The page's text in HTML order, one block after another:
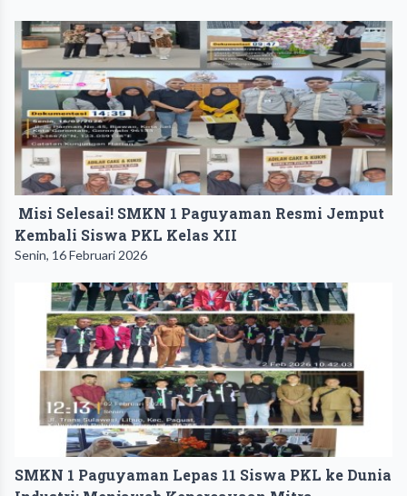
Misi Selesai! SMKN 1 Paguyaman Resmi Jemput
Kembali Siswa PKL Kelas XII
Senin, 16 Februari 2026
SMKN 1 Paguyaman Lepas 11 Siswa PKL ke Dunia